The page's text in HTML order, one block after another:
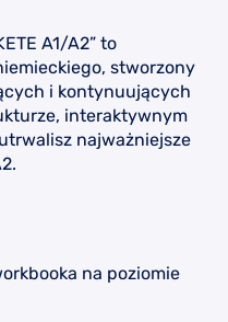
A1/A2” to
stworzony
i kontynuujących
interaktywnym
najważniejsze
na poziomie